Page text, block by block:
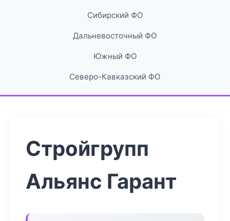
Сибирский ФО
Дальневосточный ФО
Южный ФО
Северо-Кавказский ФО
Стройгрупп
Альянс Гарант